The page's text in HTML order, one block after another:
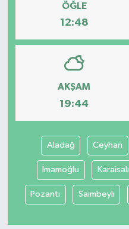
ÖĞLE
12:48
AKŞAM
19:44
Aladağ Ceyhan
İmamoğlu Karaisalı
Pozantı Saimbeyli